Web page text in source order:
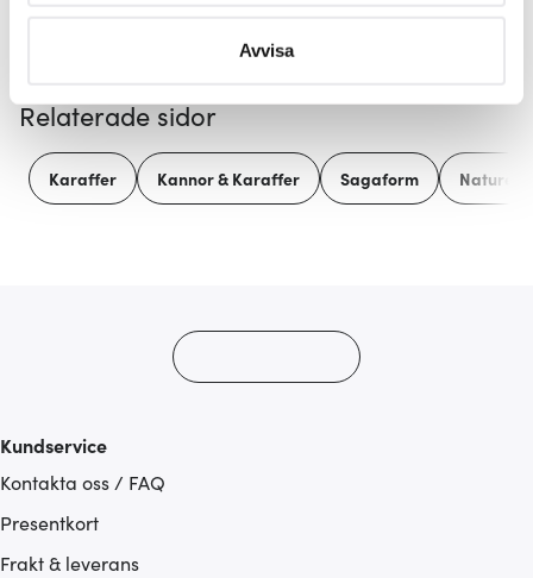
Du kan ändra eller dra tillbaka ditt samtycke när som
Vi använder cookies för att innehållet och annonserna
ska anpassas efter det som vi tror att du tycker om. Det
gör också att vi kan analysera vår trafik och göra
Avvisa
Relaterade sidor
Karaffer Kannor & Karaffer Sagaform Nature
Kundservice
Kontakta oss / FAQ
Presentkort
Frakt & leverans